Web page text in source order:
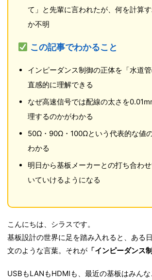
て」と先輩に言われたが、何を計算
か不明
この記事でわかること
インピーダンス制御の正体を「水道
直感的に理解できる
なぜ高速信号では配線の太さを
理するのかがわかる
50Ω・90Ω・100Ωという代表的な値
わかる
明日から基板メーカーとの打ち合わ
いていけるようになる
こんにちは、シラスです。
基板設計の世界に足を踏み入れると、ある
文のような言葉。それが 「インピーダンス
USBもLANもHDMIも、最近の基板はみん